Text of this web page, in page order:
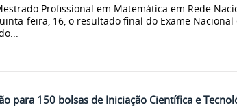
Profissional em Matemática em Rede
feira, 16, o resultado final do Exame Nacional
para 150 bolsas de Iniciação Científica e